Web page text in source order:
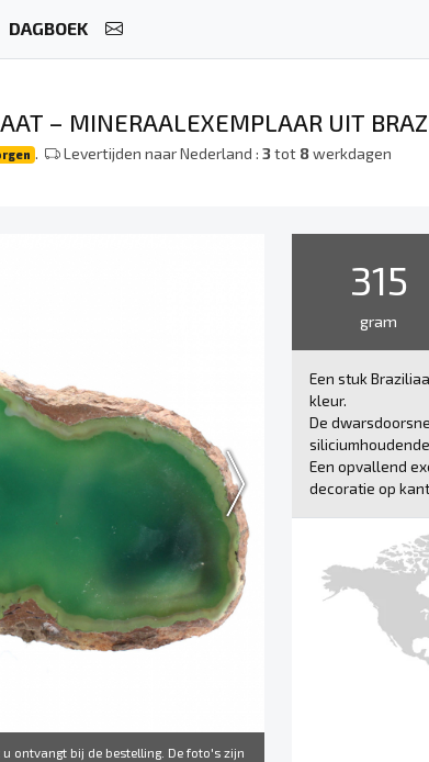
DAGBOEK
– MINERAALEXEMPLAAR UIT
. Levertijden naar Nederland :3tot 8werkdagen
ontvangt bij de bestelling. De foto's zijn
315
gram
Een stuk
kleur.
De
Een opvallend
decoratie op